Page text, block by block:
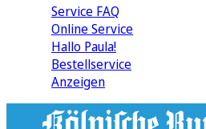
Service FAQ
Online Service
Hallo Paula!
Bestellservice
Anzeigen